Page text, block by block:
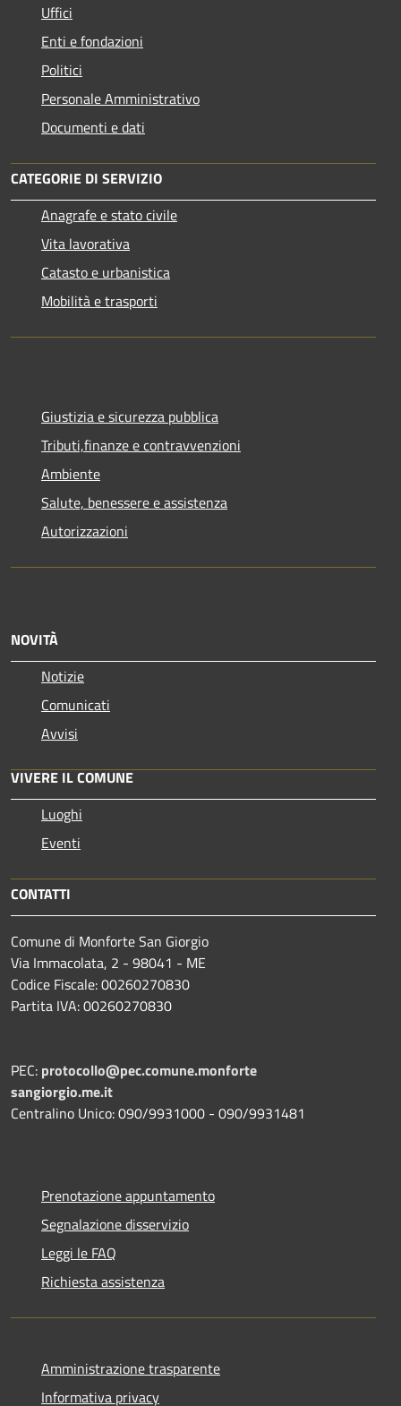
Uffici
Enti e fondazioni
Politici
Personale Amministrativo
Documenti e dati
CATEGORIE DI SERVIZIO
Anagrafe e stato civile
Vita lavorativa
Catasto e urbanistica
Mobilità e trasporti
Giustizia e sicurezza pubblica
Tributi,finanze e contravvenzioni
Ambiente
Salute, benessere e assistenza
Autorizzazioni
NOVITÀ
Notizie
Comunicati
Avvisi
VIVERE IL COMUNE
Luoghi
Eventi
CONTATTI
Comune di Monforte San Giorgio
Via Immacolata, 2 - 98041 - ME
Codice Fiscale: 00260270830
Partita IVA: 00260270830
PEC: protocollo@pec.comune.monforte
sangiorgio.me.it
Centralino Unico: 090/9931000 - 090/9931481
Prenotazione appuntamento
Segnalazione disservizio
Leggi le FAQ
Richiesta assistenza
Amministrazione trasparente
Informativa privacy